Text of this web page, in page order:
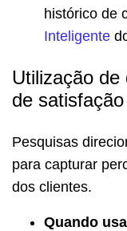
histórico de
Inteligente
Utilização de
de satisfação
Pesquisas
para capturar
dos clientes.
Quando